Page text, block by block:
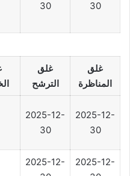
30 30
غلق
الترشح
غلق
المناظرة
2025-12-
30
2025-12-
30
2025-12-
2025-12-